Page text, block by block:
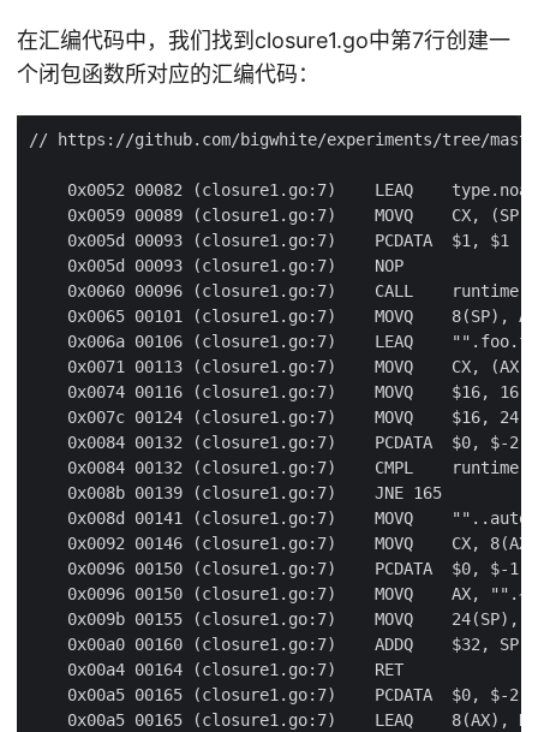
在汇编代码中，我们找到closure1.go中第7行创建一
个闭包函数所对应的汇编代码：